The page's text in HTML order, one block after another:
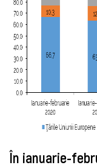
În ianuarie-